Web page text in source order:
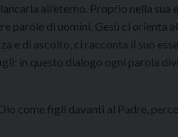
all’eterno. Proprio nella sua
parole di uomini, Gesù ci orienta
e di ascolto, ci racconta il suo
in questo dialogo ogni parola
come figli davanti al Padre,